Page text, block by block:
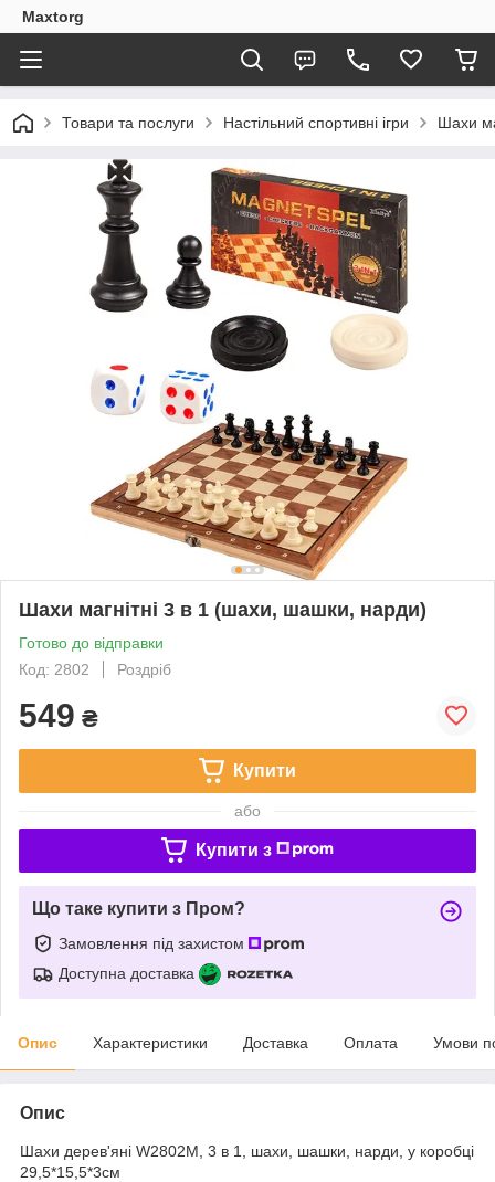
Maxtorg
Товари та послуги Настільний спортивні ігри Шахи
Шахи магнітні 3 в 1 (шахи, шашки, нарди)
Готово до відправки
Код: 2802
Роздріб
549 ₴
Купити
або
Купити з
Що таке купити з Пром?
Замовлення під захистом
Доступна доставка
Опис Характеристики Доставка Оплата Умови
Опис
Шахи дерев'яні W2802M, 3 в 1, шахи, шашки, нарди, у коробці
29,5*15,5*3см